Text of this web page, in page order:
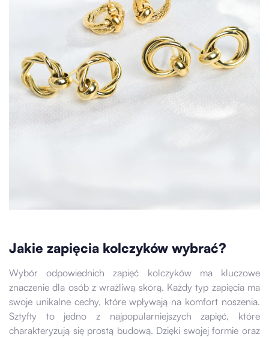
Jakie zapięcia kolczyków wybrać?
Wybór odpowiednich zapięć kolczyków ma kluczowe
znaczenie dla osób z wrażliwą skórą. Każdy typ zapięcia ma
swoje unikalne cechy, które wpływają na komfort noszenia.
Sztyfty to jedno z najpopularniejszych zapięć, które
charakteryzują się prostą budową. Dzięki swojej formie oraz